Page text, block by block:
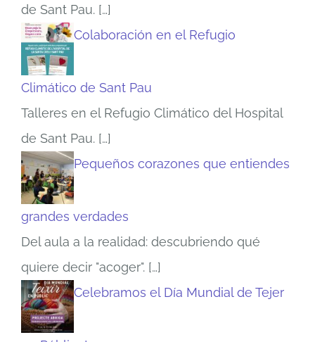
de Sant Pau. […]
Colaboración en el Refugio
Climático de Sant Pau
Talleres en el Refugio Climático del Hospital
de Sant Pau. […]
Pequeños corazones que entiendes
grandes verdades
Del aula a la realidad: descubriendo qué
quiere decir "acoger". […]
Celebramos el Día Mundial de Tejer